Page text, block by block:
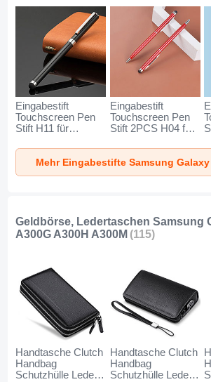
Eingabestift
Touchscreen Pen
Stift H11 für
DS A300G A300H
A300M Schwarz
Eingabestift
Touchscreen Pen
Stift 2PCS H04 für
DS A300G A300H
A300M Rot
Geldbörse, Ledertaschen Samsung
A300G A300H A300M (115)
Handtasche Clutch
Handbag
Schutzhülle Leder
Handtasche Clutch
Handbag
Schutzhülle Leder